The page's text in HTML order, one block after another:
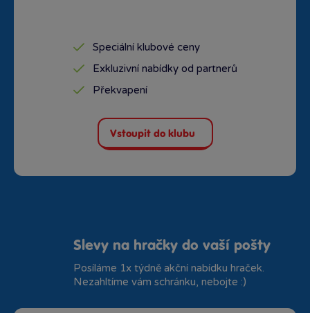
Speciální klubové ceny
Exkluzivní nabídky od partnerů
Překvapení
Vstoupit do klubu
Slevy na hračky do vaší pošty
Posíláme 1x týdně akční nabídku hraček.
Nezahltíme vám schránku, nebojte :)